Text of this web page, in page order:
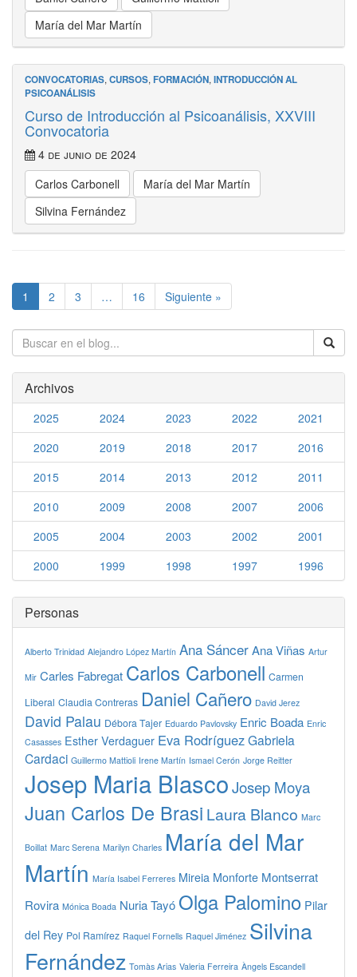
María del Mar Martín
CONVOCATORIAS, CURSOS, FORMACIÓN, INTRODUCCIÓN AL
PSICOANÁLISIS
Curso de Introducción al Psicoanálisis, XXVIII
Convocatoria
4 de junio de 2024
Carlos Carbonell
María del Mar Martín
Silvina Fernández
1 2 3 … 16 Siguiente »
Archivos
2025 2024 2023 2022
2021
2020
2019 2018 2017
2016
2015
2014 2013 2012
2011
2010
2009 2008 2007
2006
2005
2004 2003 2002
2001
2000
1999 1998 1997 1996
Personas
Alberto Trinidad Alejandro López Martín Ana SáncerAna Viñas Artur
Mir Carles Fabregat Carlos Carbonell Carmen
Liberal Claudia Contreras Daniel Cañero David Jerez
David Palau Débora Tajer Eduardo Pavlovsky Enric Boada Enric
Casasses Esther Verdaguer Eva RodríguezGabriela
Cardaci Guillermo Mattioli Irene Martín Ismael Cerón Jorge Reitter
Josep Maria BlascoJosep Moya
Juan Carlos De Brasi Laura Blanco Marc
Boillat Marc Serena Marilyn Charles María del Mar
Martín María Isabel Ferreres Mireia Monforte Montserrat
Rovira Mónica Boada Nuria Tayó Olga Palomino Pilar
del Rey Pol Ramírez Raquel Fornells Raquel Jiménez Silvina
Fernández Tomàs Arias Valeria Ferreira Àngels Escandell